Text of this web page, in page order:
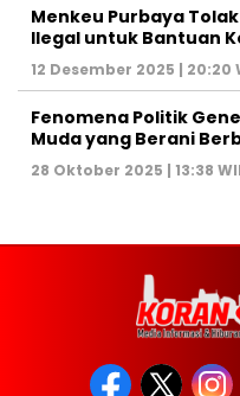
Menkeu Purbaya
Ilegal untuk Bantuan
12 Desember 2025 | 20:20
Fenomena Politik
Muda yang Berani
28 Oktober 2025 | 13:38